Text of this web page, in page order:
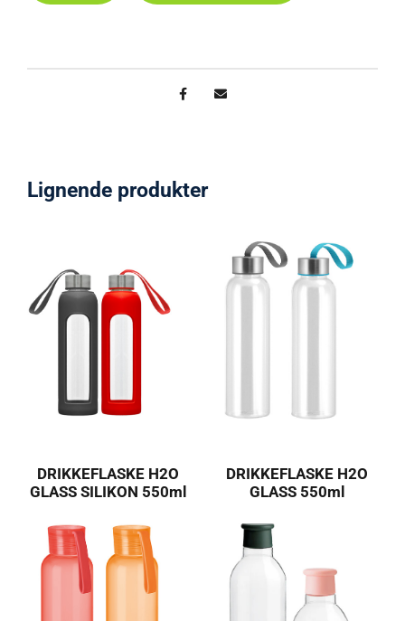
Lignende produkter
DRIKKEFLASKE H2O
GLASS SILIKON 550ml
DRIKKEFLASKE H2O
GLASS 550ml